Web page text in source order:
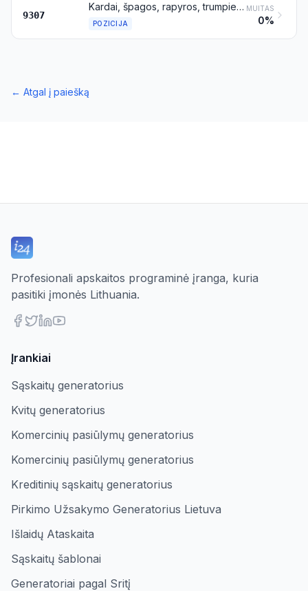
9307
Kardai, špagos, rapyros, trumpieji kardai, durtuvai, ietys ir panašūs ginklai bei jų dalys, jų makštys ir dėklai
POZICIJA
MUITAS
0%
← Atgal į paiešką
Profesionali apskaitos programinė įranga, kuria
pasitiki įmonės Lithuania.
Įrankiai
Sąskaitų generatorius
Kvitų generatorius
Komercinių pasiūlymų generatorius
Komercinių pasiūlymų generatorius
Kreditinių sąskaitų generatorius
Pirkimo Užsakymo Generatorius Lietuva
Išlaidų Ataskaita
Sąskaitų šablonai
Generatoriai pagal Sritį